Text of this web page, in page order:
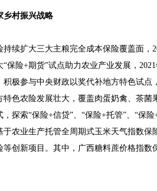
乡村振兴战略
持续扩大三大主粮完全成本保险覆盖面，
“保险+期货”试点助力农业产业发展，
积极参与中央财政以奖代补地方特色试点
特色农险发展壮大，覆盖肉蛋奶禽、茶菌
，探索“保险+信贷”、“保险+托管”、“保
于农业生产托管全周期式玉米天气指数保
等创新项目。其中，广西糖料蔗价格指数